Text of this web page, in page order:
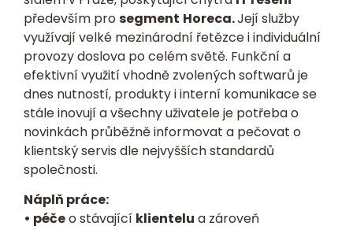
především prosegment Horeca.Její služby
využívají velké mezinárodní řetězce i individuální
provozy doslova po celém světě. Funkční a
efektivní využití vhodně zvolených softwarů je
dnes nutností, produkty i interní komunikace se
stále inovují a všechny uživatele je potřeba o
novinkách průběžně informovat a pečovat o
klientský servis dle nejvyšších standardů
společnosti.
Náplň práce:
• péčeo stávající klientelu a zároveň